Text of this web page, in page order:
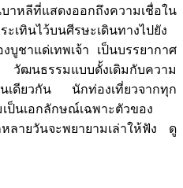
หลีที่แสดงออกถึงความเชื่อใน
เทินไว้บนศีรษะเดินทางไปยัง
บูชาแด่เทพเจ้า เป็นบรรยากาศ
วัฒนธรรมแบบดั้งเดิมกับความ
เดียวกัน นักท่องเที่ยวจากทุก
ป็นเอกลักษณ์เฉพาะตัวของ
ลายวันจะพยายามเล่าให้ฟัง ดู